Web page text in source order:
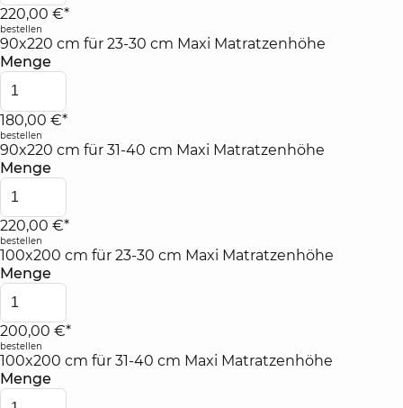
220,00 €*
bestellen
90x220 cm für 23-30 cm Maxi Matratzenhöhe
Menge
180,00 €*
bestellen
90x220 cm für 31-40 cm Maxi Matratzenhöhe
Menge
220,00 €*
bestellen
100x200 cm für 23-30 cm Maxi Matratzenhöhe
Menge
200,00 €*
bestellen
100x200 cm für 31-40 cm Maxi Matratzenhöhe
Menge